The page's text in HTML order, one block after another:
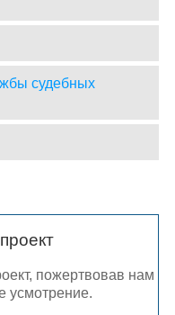
судебных
пожертвовав нам
усмотрение.